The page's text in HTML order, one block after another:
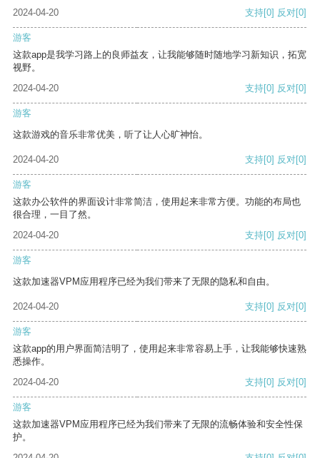
2024-04-20 支持[0] 反对[0]
游客
这款app是我学习路上的良师益友，让我能够随时随地学习新知识，拓宽
视野。
2024-04-20
支持[0] 反对[0]
游客
这款游戏的音乐非常优美，听了让人心旷神怡。
2024-04-20 支持[0] 反对[0]
游客
这款办公软件的界面设计非常简洁，使用起来非常方便。功能的布局也
很合理，一目了然。
2024-04-20
支持[0] 反对[0]
游客
这款加速器VPM应用程序已经为我们带来了无限的隐私和自由。
2024-04-20 支持[0] 反对[0]
游客
这款app的用户界面简洁明了，使用起来非常容易上手，让我能够快速熟
悉操作。
2024-04-20
支持[0] 反对[0]
游客
这款加速器VPM应用程序已经为我们带来了无限的流畅体验和安全性保
护。